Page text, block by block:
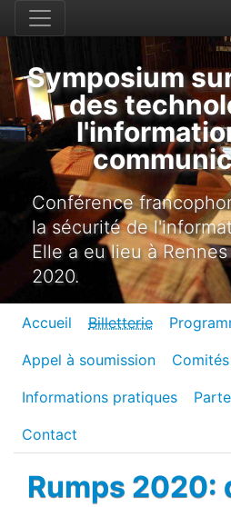
Symposium
des
Conférence
la sécurité de
Elle a eu lieu à
2020.
Accueil Billetterie
Appel à soumission Comités
Informations pratiques
Contact
Rumps 2020: